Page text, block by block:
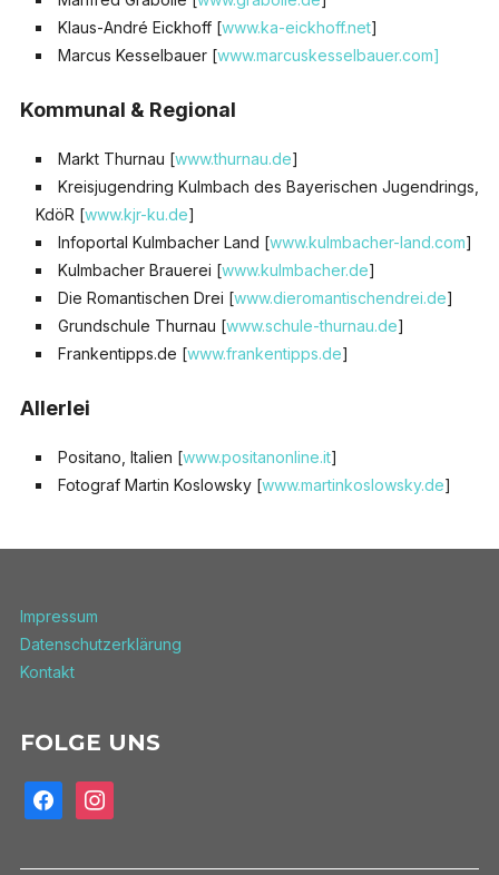
Klaus-André Eickhoff [www.ka-eickhoff.net]
Marcus Kesselbauer [www.marcuskesselbauer.com]
Kommunal & Regional
Markt Thurnau [www.thurnau.de]
Kreisjugendring Kulmbach des Bayerischen Jugendrings,
KdöR [www.kjr-ku.de]
Infoportal Kulmbacher Land [www.kulmbacher-land.com]
Kulmbacher Brauerei [www.kulmbacher.de]
Die Romantischen Drei [www.dieromantischendrei.de]
Grundschule Thurnau [www.schule-thurnau.de]
Frankentipps.de [www.frankentipps.de]
Allerlei
Positano, Italien [www.positanonline.it]
Fotograf Martin Koslowsky [www.martinkoslowsky.de]
Impressum
Datenschutzerklärung
Kontakt
FOLGE UNS
facebookinstagram